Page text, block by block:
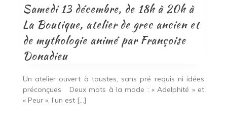
Samedi 13 décembre, de 18h à 20h à
La Boutique, atelier de grec ancien et
de mythologie animé par Françoise
Donadieu
Un atelier ouvert à toustes, sans pré requis ni idées
préconçues Deux mots à la mode : « Adelphité » et
« Peur », l’un est […]